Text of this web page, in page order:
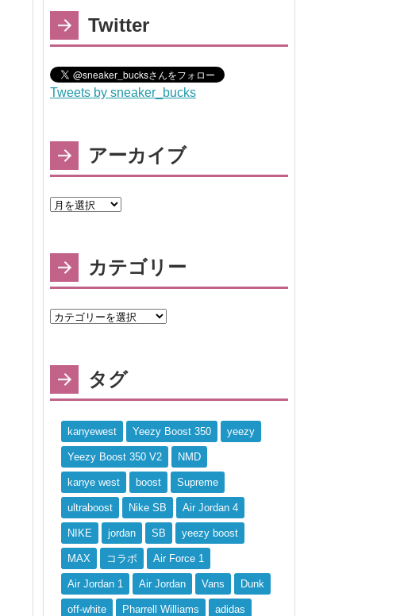
Twitter
Tweets by sneaker_bucks
アーカイブ
カテゴリー
タグ
kanyewest Yeezy Boost 350 yeezy
Yeezy Boost 350 V2 NMD
kanye west boost Supreme
ultraboost Nike SB Air Jordan 4
NIKE jordan SB yeezy boost
MAX コラボ Air Force 1
Air Jordan 1 Air Jordan Vans Dunk
off-white Pharrell Williams adidas